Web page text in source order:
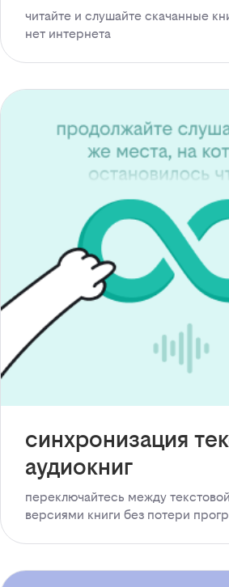
читайте и слушайте скачанные
нет интернета
синхронизация
аудиокниг
переключайтесь между
версиями книги без потери